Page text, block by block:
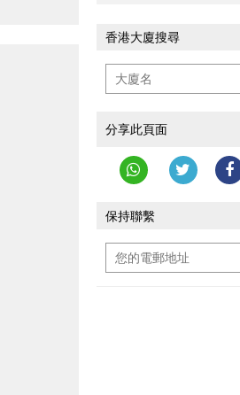
香港大廈搜尋
分享此頁面
保持聯繫